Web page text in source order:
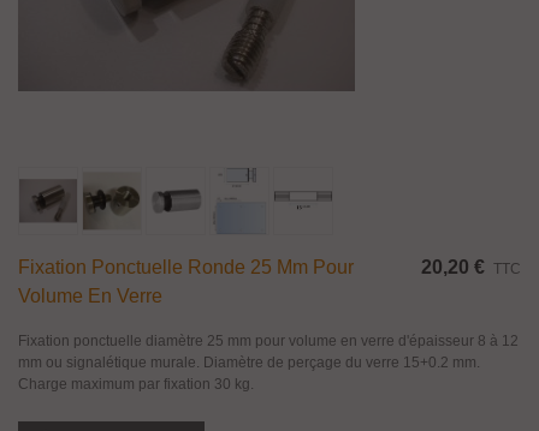
Fixation Ponctuelle Ronde 25 Mm Pour
Volume En Verre
20,20 € TTC
Fixation ponctuelle diamètre 25 mm pour volume en verre d'épaisseur 8 à 12
mm ou signalétique murale. Diamètre de perçage du verre 15+0.2 mm.
Charge maximum par fixation 30 kg.